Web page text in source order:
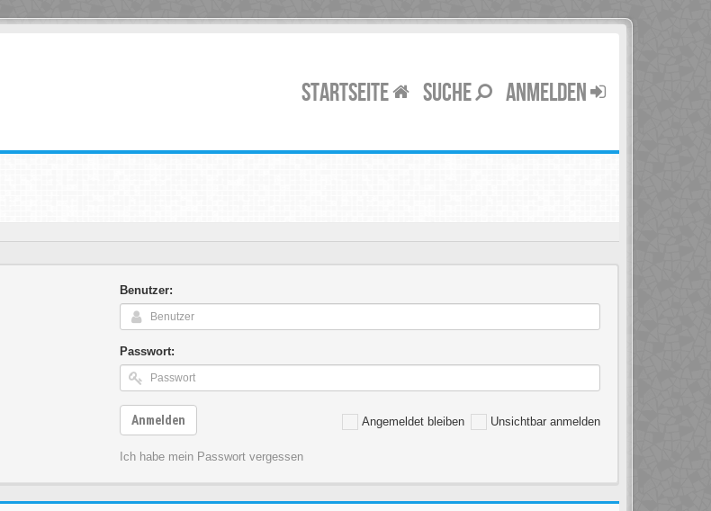
STARTSEITE SUCHE ANMELDEN
Benutzer:
Passwort:
Angemeldet bleiben Unsichtbar anmelden
Anmelden
Ich habe mein Passwort vergessen